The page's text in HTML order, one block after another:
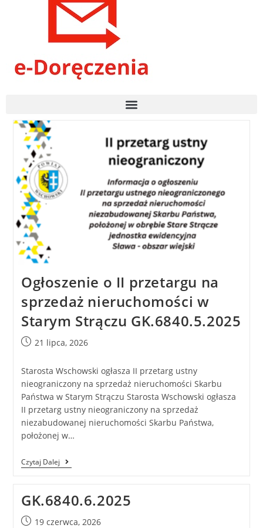
Ogłoszenie o II przetargu na
sprzedaż nieruchomości w
Starym Strączu GK.6840.5.2025
21 lipca, 2026
Starosta Wschowski ogłasza II przetarg ustny
nieograniczony na sprzedaż nieruchomości Skarbu
Państwa w Starym Strączu Starosta Wschowski ogłasza
II przetarg ustny nieograniczony na sprzedaż
niezabudowanej nieruchomości Skarbu Państwa,
położonej w…
Czytaj Dalej
GK.6840.6.2025
19 czerwca, 2026